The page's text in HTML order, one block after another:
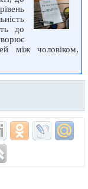
до
між чоловіком,